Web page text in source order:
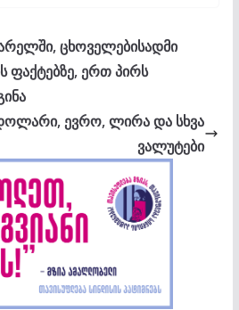
ცხოველებისადმი
ფაქტებზე, ერთ პირს
ევრო, ლირა და სხვა
ვალუტები